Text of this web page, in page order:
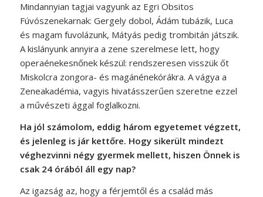
Mindannyian tagjai vagyunk az Egri Obsitos
Fúvószenekarnak: Gergely dobol, Ádám tubázik, Luca
és magam fuvolázunk, Mátyás pedig trombitán játszik.
A kislányunk annyira a zene szerelmese lett, hogy
operaénekesnőnek készül: rendszeresen visszük őt
Miskolcra zongora- és magánénekórákra. A vágya a
Zeneakadémia, vagyis hivatásszerűen szeretne ezzel
a művészeti ággal foglalkozni.
Ha jól számolom, eddig három egyetemet végzett,
és jelenleg is jár kettőre. Hogy sikerült mindezt
véghezvinni négy gyermek mellett, hiszen Önnek is
csak 24 órából áll egy nap?
Az igazság az, hogy a férjemtől és a család más